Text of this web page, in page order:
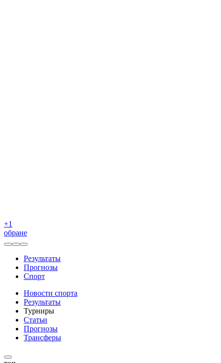
+1
обране
Результаты
Прогнозы
Спорт
Новости спорта
Результаты
Турниры
Статьи
Прогнозы
Трансферы